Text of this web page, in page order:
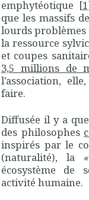
emphytéotique [1
que les massifs
lourds problèmes
la ressource
et coupes
3,5 millions de
l’association,
faire.
Diffusée il y a
des philosophes
inspirés par le
(naturalité), la «
écosystème de
activité humaine.